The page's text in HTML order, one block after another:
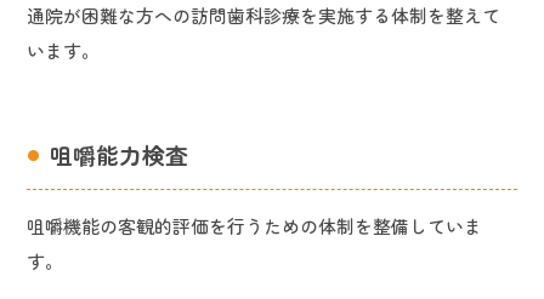
通院が困難な方への訪問歯科診療を実施する体制を整えて
います。
咀嚼能力検査
咀嚼機能の客観的評価を行うための体制を整備していま
す。